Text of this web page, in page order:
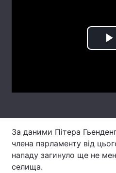
За даними Пітера
члена парламенту від
нападу загинуло ще не
селища.